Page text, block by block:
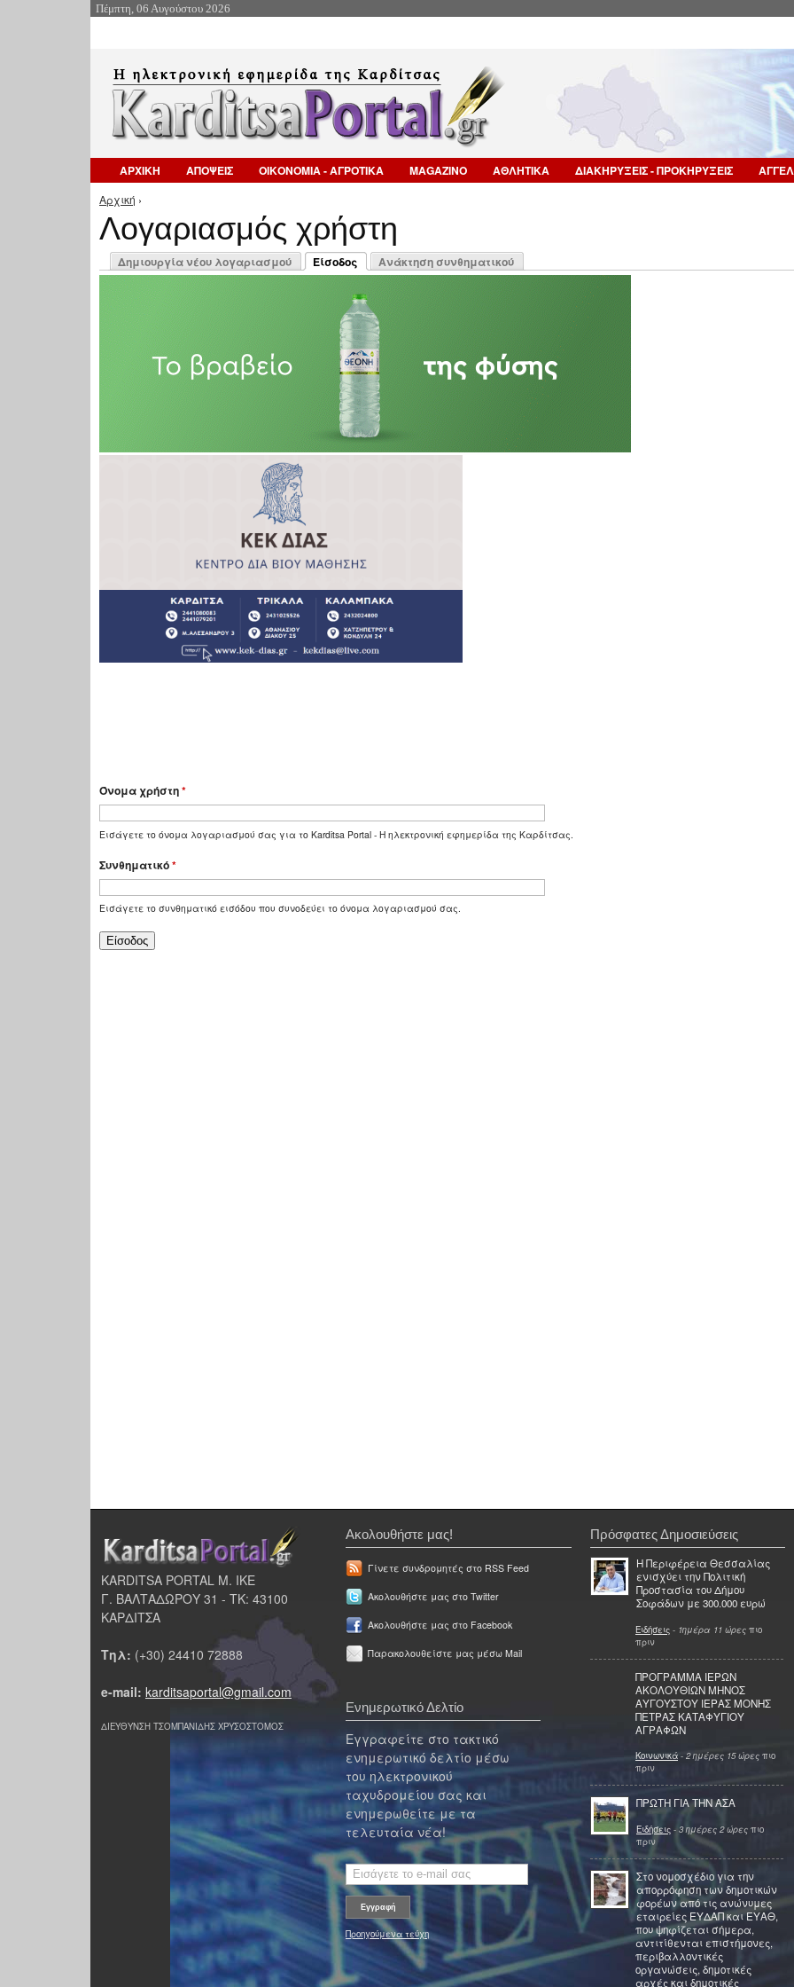
Πέμπτη, 06 Αυγούστου 2026
ΑΡΧΙΚΗ ΑΠΟΨΕΙΣ ΟΙΚΟΝΟΜΙΑ - ΑΓΡΟΤΙΚΑ MAGAZINO ΑΘΛΗΤΙΚΑ ΔΙΑΚΗΡΥΞΕΙΣ - ΠΡΟΚΗΡΥΞΕΙΣ
Είστε εδώ
Αρχική ›
Λογαριασμός χρήστη
Πρωτεύουσες καρτέλες
Δημιουργία νέου λογαριασμού
Είσοδος
(ενεργή καρτέλα)
Ανάκτηση συνθηματικού
Όνομα χρήστη*
Εισάγετε το όνομα λογαριασμού σας για το Karditsa Portal - Η ηλεκτρονική εφημερίδα της Καρδίτσας.
Συνθηματικό*
Εισάγετε το συνθηματικό εισόδου που συνοδεύει το όνομα λογαριασμού σας.
KARDITSA PORTAL Μ. ΙΚΕ
Γ. ΒΑΛΤΑΔΩΡΟΥ 31 - ΤΚ: 43100
ΚΑΡΔΙΤΣΑ
Τηλ: (+30) 24410 72888
e-mail: karditsaportal@gmail.com
ΔΙΕΥΘΥΝΣΗ ΤΣΟΜΠΑΝΙΔΗΣ ΧΡΥΣΟΣΤΟΜΟΣ
Ακολουθήστε μας!
Γίνετε συνδρομητές στο RSS Feed
Ακολουθήστε μας στο Twitter
Ακολουθήστε μας στο Facebook
Παρακολουθείστε μας μέσω Mail
Ενημερωτικό Δελτίο
Εγγραφείτε στο τακτικό
ενημερωτικό δελτίο μέσω
του ηλεκτρονικού
ταχυδρομείου σας και
ενημερωθείτε με τα
τελευταία νέα!
Προηγούμενα τεύχη
Πρόσφατες Δημοσιεύσεις
Η Περιφέρεια Θεσσαλίας
ενισχύει την Πολιτική
Προστασία του Δήμου
Σοφάδων με 300.000 ευρώ
Ειδήσεις - 1ημέρα 11 ώρες πιο
πριν
ΠΡΟΓΡΑΜΜΑ ΙΕΡΩΝ
ΑΚΟΛΟΥΘΙΩΝ ΜΗΝΟΣ
ΑΥΓΟΥΣΤΟΥ ΙΕΡΑΣ ΜΟΝΗΣ
ΠΕΤΡΑΣ ΚΑΤΑΦΥΓΙΟΥ
ΑΓΡΑΦΩΝ
Κοινωνικά - 2 ημέρες 15 ώρες πιο
πριν
ΠΡΩΤΗ ΓΙΑ ΤΗΝ ΑΣΑ
Ειδήσεις - 3 ημέρες 2 ώρες πιο
πριν
Στο νομοσχέδιο για την
απορρόφηση των δημοτικών
φορέων από τις ανώνυμες
εταιρείες ΕΥΔΑΠ και ΕΥΑΘ,
που ψηφίζεται σήμερα,
αντιτίθενται επιστήμονες,
περιβαλλοντικές
οργανώσεις, δημοτικές
αρχές και δημοτικές